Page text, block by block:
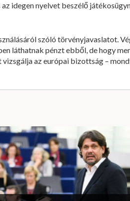
idegen nyelvet beszélő
szóló törvényjavaslatot.
láthatnak pénzt ebből, de hogy
az európai bizottság –